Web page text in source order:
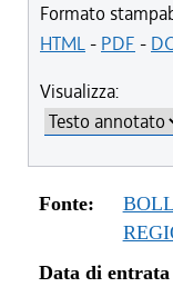
Formato
HTML- PDF -
Visualizza:
Fonte:
Data di